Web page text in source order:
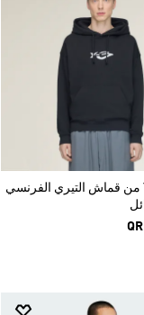
هودي Y-3 من قماش التيري الفرنسي